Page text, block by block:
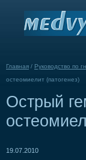
Главная / Руководство по
остеомиелит (патогенез)
Острый
19.07.2010